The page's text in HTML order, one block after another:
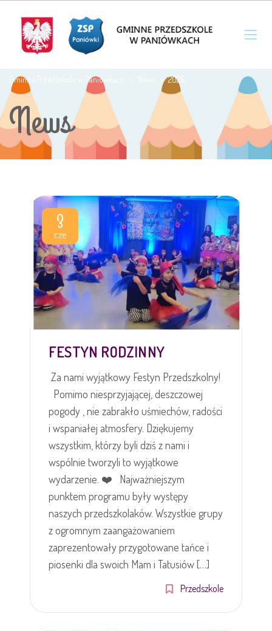
Gminne Przedszkole w Paniówkach > 2026
News
3
cze
FESTYN RODZINNY
Za nami wyjątkowy Festyn Przedszkolny!
Pomimo niesprzyjającej, deszczowej
pogody ️, nie zabrakło uśmiechów, radości
i wspaniałej atmosfery. Dziękujemy
wszystkim, którzy byli dziś z nami i
wspólnie tworzyli to wyjątkowe
wydarzenie. ❤️ Najważniejszym
punktem programu były występy
naszych przedszkolaków. Wszystkie grupy
z ogromnym zaangażowaniem
zaprezentowały przygotowane tańce i
piosenki dla swoich Mam i Tatusiów […]
Przedszkole